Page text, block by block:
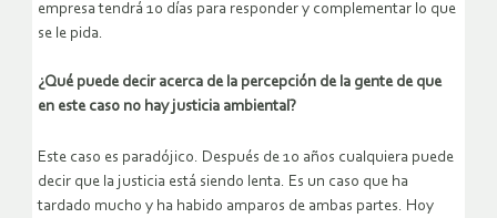
empresa tendrá 10 días para responder y complementar lo que
se le pida.
¿Qué puede decir acerca de la percepción de la gente de que
en este caso no hay justicia ambiental?
Este caso es paradójico. Después de 10 años cualquiera puede
decir que la justicia está siendo lenta. Es un caso que ha
tardado mucho y ha habido amparos de ambas partes. Hoy